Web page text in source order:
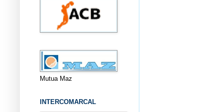
Mutua Maz
INTERCOMARCAL